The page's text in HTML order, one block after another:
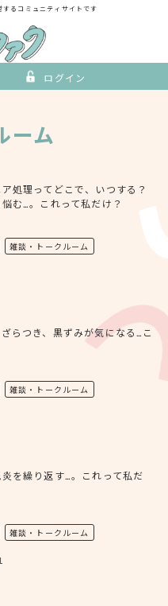
するコミュニティサイトです
ログイン
ーム
処理ってどこで、いつする？
む…。これって私だけ？
雑談・トークルーム
らつき、黒ずみが気になる…こ
雑談・トークルーム
を繰り返す…。これって私だ
雑談・トークルーム